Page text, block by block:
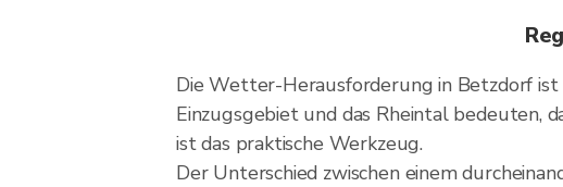
Die Wetter-Herausforderung in Betzdorf
Einzugsgebiet und das Rheintal bedeuten,
ist das praktische Werkzeug.
Der Unterschied zwischen einem